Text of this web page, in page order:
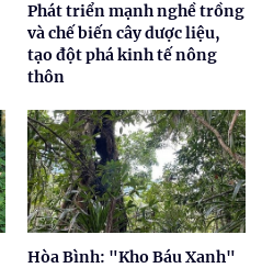
Phát triển mạnh nghề trồng
và chế biến cây dược liệu,
tạo đột phá kinh tế nông
thôn
Hòa Bình: "Kho Báu Xanh"